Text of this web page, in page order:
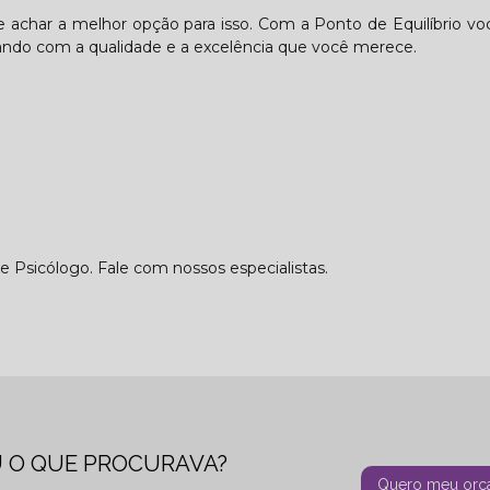
achar a melhor opção para isso. Com a Ponto de Equilíbrio
com a qualidade e a excelência que você merece.
Fale com nossos especialistas.
QUE PROCURAVA?
Quero meu